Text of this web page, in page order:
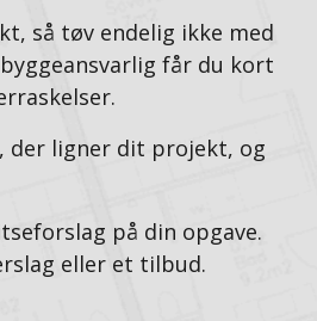
så tøv endelig ikke med
får du kort
der ligner dit projekt, og
på din opgave.
eller et tilbud.